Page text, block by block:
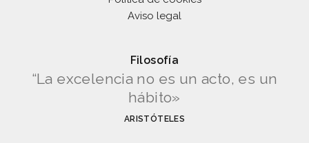
Aviso legal
Filosofía
“La excelencia no es un acto, es un
hábito»
ARISTÓTELES